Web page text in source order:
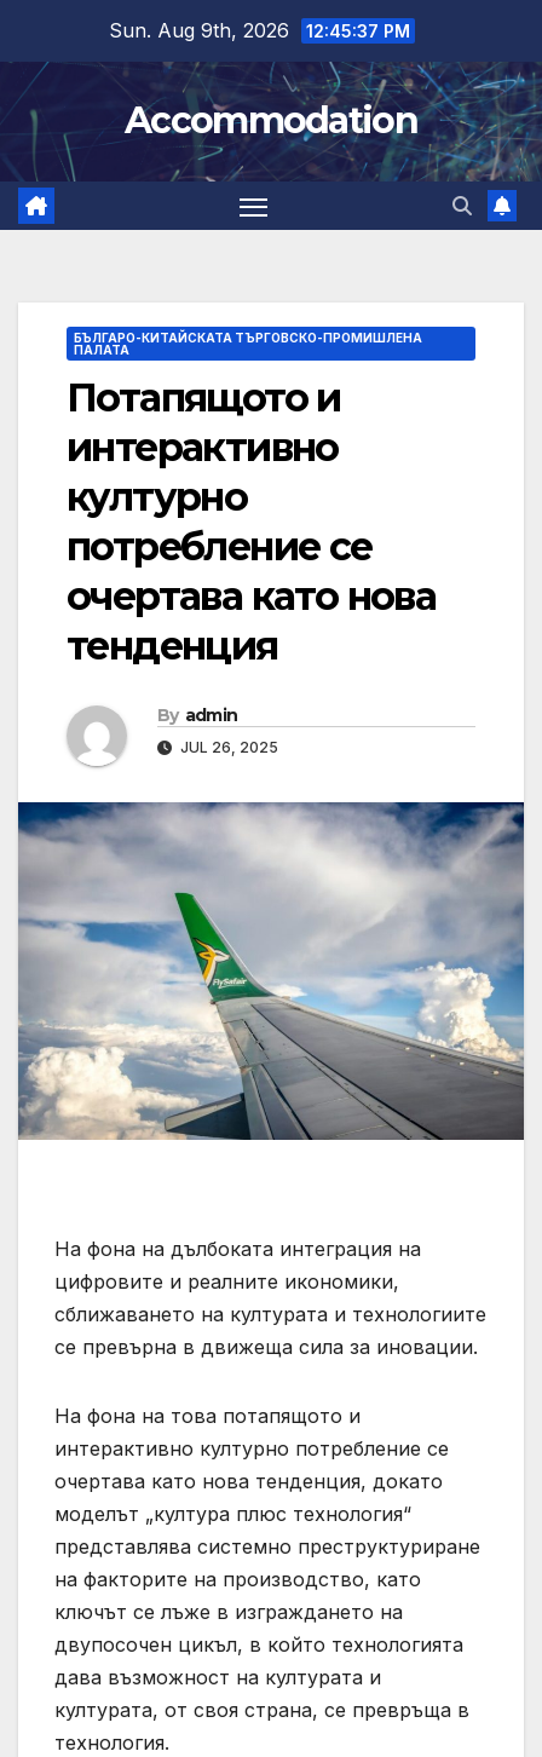
content
Sun. Aug 9th, 2026 12:45:38 PM
Accommodation
БЪЛГАРО-КИТАЙСКАТА ТЪРГОВСКО-ПРОМИШЛЕНА
ПАЛАТА
Потапящото и
интерактивно
културно
потребление се
очертава като нова
тенденция
By admin
JUL 26, 2025
На фона на дълбоката интеграция на
цифровите и реалните икономики,
сближаването на културата и технологиите
се превърна в движеща сила за иновации.
На фона на това потапящото и
интерактивно културно потребление се
очертава като нова тенденция, докато
моделът „култура плюс технология“
представлява системно преструктуриране
на факторите на производство, като
ключът се лъже в изграждането на
двупосочен цикъл, в който технологията
дава възможност на културата и
културата, от своя страна, се превръща в
технология.